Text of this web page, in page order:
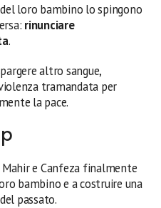
del loro bambino lo spingono
rinunciare
.
altro sangue,
tramandata per
la pace.
e Canfeza finalmente
bambino e a costruire una
passato.